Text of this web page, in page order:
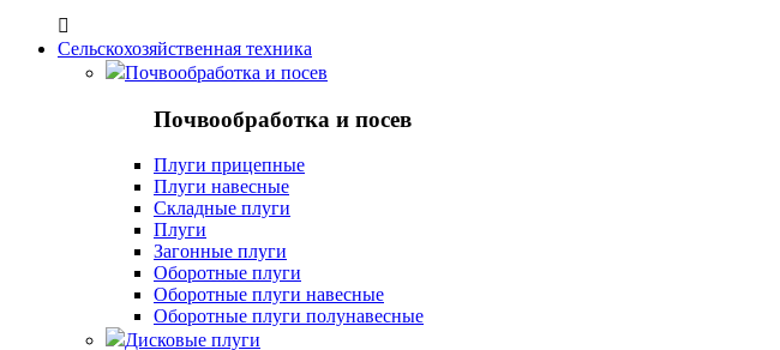

Сельскохозяйственная техника
Почвообработка и посев
Почвообработка и посев
Плуги прицепные
Плуги навесные
Складные плуги
Плуги
Загонные плуги
Оборотные плуги
Оборотные плуги навесные
Оборотные плуги полунавесные
Дисковые плуги